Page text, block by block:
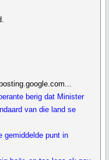
berig dat Minister
van die land se
gemiddelde punt in